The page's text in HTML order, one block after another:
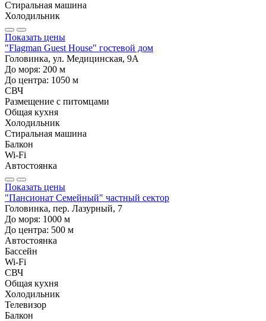
Стиральная машина
Холодильник
Показать цены
"Flagman Guest House" гостевой дом
Головинка, ул. Медицинская, 9А
До моря: 200 м
До центра: 1050 м
СВЧ
Размещение с питомцами
Общая кухня
Холодильник
Стиральная машина
Балкон
Wi-Fi
Автостоянка
Показать цены
"Пансионат Семейный" частный сектор
Головинка, пер. Лазурный, 7
До моря: 1000 м
До центра: 500 м
Автостоянка
Бассейн
Wi-Fi
СВЧ
Общая кухня
Холодильник
Телевизор
Балкон